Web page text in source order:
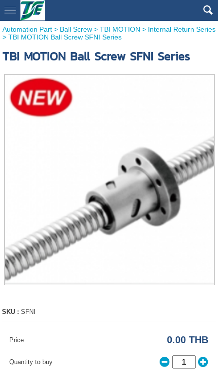
Automation Part> Ball Screw> TBI MOTION > Internal Return Series
> TBI MOTION Ball Screw SFNI Series
TBI MOTION Ball Screw SFNI Series
SKU :SFNI
Price 0.00 THB
Quantity to buy